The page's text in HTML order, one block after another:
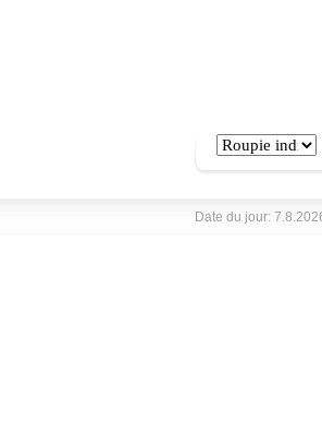
Date du jour: